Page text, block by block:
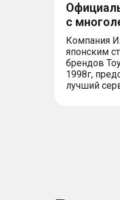
с
Компания
японским
брендов
1998г,
лучший